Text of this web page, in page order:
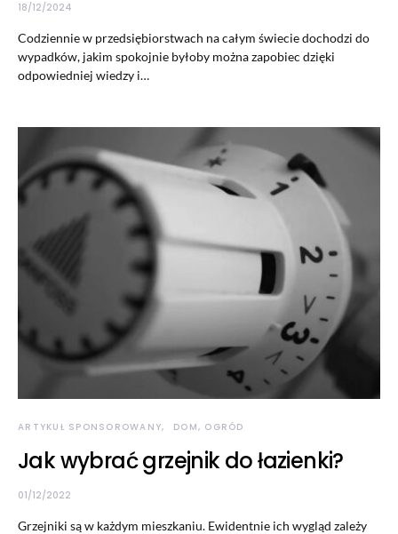
18/12/2024
Codziennie w przedsiębiorstwach na całym świecie dochodzi do
wypadków, jakim spokojnie byłoby można zapobiec dzięki
odpowiedniej wiedzy i…
ARTYKUŁ SPONSOROWANY DOM, OGRÓD
Jak wybrać grzejnik do łazienki?
01/12/2022
Grzejniki są w każdym mieszkaniu. Ewidentnie ich wygląd zależy